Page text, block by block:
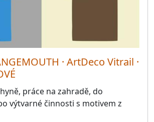
· ArtDeco Vitrail ·
práce na zahradě, do
výtvarné činnosti s motivem z